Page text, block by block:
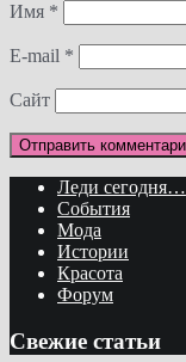
Имя *
E-mail *
Сайт
Леди сегодня…
События
Мода
Истории
Красота
Форум
Свежие статьи